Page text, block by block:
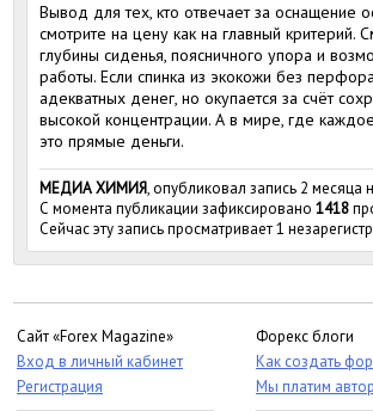
Вывод для тех, кто отвечает за
смотрите на цену как на главный критерий.
глубины сиденья, поясничного упора и
работы. Если спинка из экокожи без
адекватных денег, но окупается за счёт
высокой концентрации. А в мире, где
это прямые деньги.
МЕДИА ХИМИЯ, опубликовал запись 2 месяца
С момента публикации зафиксировано 1418
Сейчас эту запись просматривает 1
Сайт «Forex Magazine»
Вход в личный кабинет
Регистрация
Форекс блоги
Как создать
Мы платим